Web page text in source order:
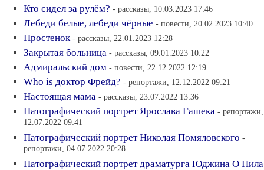
Кто сидел за рулём? - рассказы, 10.03.2023 17:46
Лебеди белые, лебеди чёрные - повести, 20.02.2023 10:40
Простенок - рассказы, 22.01.2023 12:28
Закрытая больница - рассказы, 09.01.2023 10:22
Адмиральский дом - повести, 22.12.2022 12:19
Who is доктор Фрейд? - репортажи, 12.12.2022 09:21
Настоящая мама - рассказы, 23.07.2022 13:36
Патографический портрет Ярослава Гашека - репортажи,
12.07.2022 09:41
Патографический портрет Николая Помяловского -
репортажи, 04.07.2022 20:28
Патографический портрет драматурга Юджина О Нила